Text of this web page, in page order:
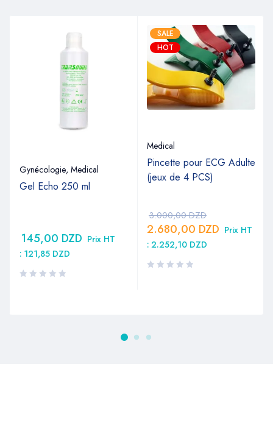
Gynécologie, Medical
Gel Echo 250 ml
145,00 DZD Prix HT
: 121,85 DZD
SALE
HOT
Medical
Pincette pour ECG Adulte
(jeux de 4 PCS)
3.000,00DZD
2.680,00 DZD Prix HT
: 2.252,10 DZD